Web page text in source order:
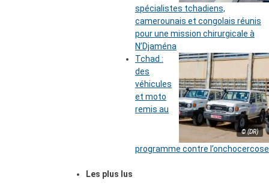
spécialistes tchadiens,
camerounais et congolais réunis
pour une mission chirurgicale à
N’Djaména
© (DR)
Tchad :
des
véhicules
et moto
remis au
programme contre l’onchocercose
Les plus lus